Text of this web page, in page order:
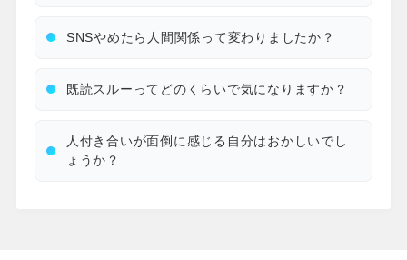
SNSやめたら人間関係って変わりましたか？
既読スルーってどのくらいで気になりますか？
人付き合いが面倒に感じる自分はおかしいでし
ょうか？